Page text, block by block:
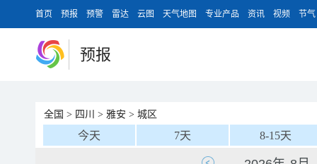
首页 预报 预警 雷达 云图 天气地图 专业产品 资讯 视频 节气
预报
全国 > 四川 > 雅安 > 城区
今天 7天 8-15天